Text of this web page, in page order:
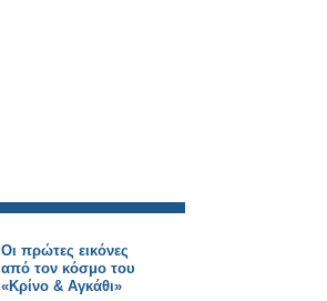
Οι πρώτες εικόνες
από τον κόσμο του
«Κρίνο & Αγκάθι»